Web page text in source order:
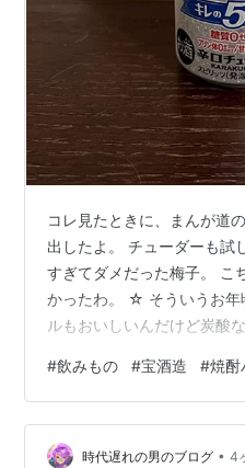
コレ見たときに、まんが道
出したよ。 チューダーも試
すぎてダメだった梅子。 こ
かったわ。 ☆ そういうお年
ルもおいしいんだけど炭酸
料※一部地域除く】 宝 タカ
サイダー割り 350ml 24本
詳細を見る
hadakara(ハダカラ)泡で出
#飲みもの #宝酒造 #焼酎
時代遅れの男のブログ • 4